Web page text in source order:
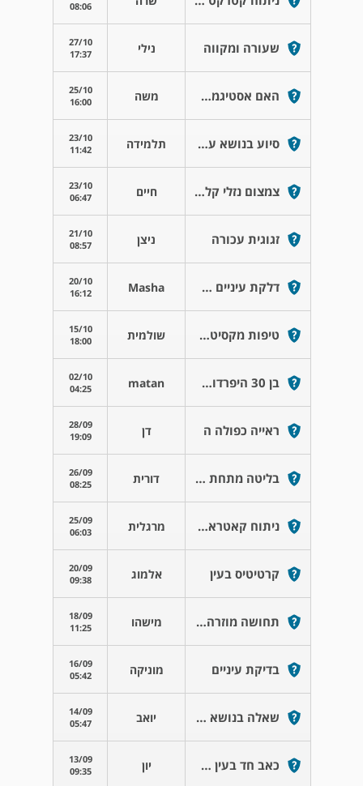
08:06
שעורה ומקווה נילי
27/10
17:37
האם אסטיגמטיזם יכול להחמיר לאחר גיל 30? משה
25/10
16:00
סיוע בנושא עבודה בנוגע לאנשים שחוו קטרקט תלמידה
23/10
11:42
צמצום נזלי קל בבדיקת שדה ראיה חיים
23/10
06:47
זגוגית עכורה ניצן
21/10
08:57
דלקת עיניים תסמונת דאון Masha
20/10
16:12
טיפות מקסיטרול לאחר ניתוח dcr שולמית
15/10
18:00
בן 30 היפרדות זגוגית matan
02/10
04:25
ראייה כפולה ה דן
28/09
19:09
בליטה מתחת לעין דורית
26/09
08:25
ניתוח קאטראקט מרגלית
25/09
06:03
קרטיטיס בעין אלמוג
20/09
09:38
תחושה מוזרה מול מחשב מישהו
18/09
11:25
בדיקת עיניים מוניקה
16/09
05:42
שאלה בנושא ריס שהוצאתי יואב
14/09
05:47
כאב חד בעין בזמן נחיתה במטוס יון
13/09
09:35